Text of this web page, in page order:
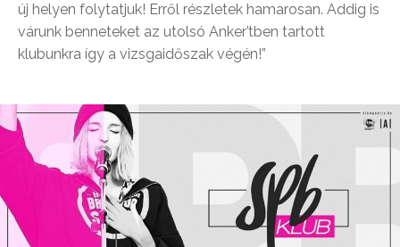
új helyen folytatjuk! Erről részletek hamarosan. Addig is
várunk benneteket az utolsó Anker’tben tartott
klubunkra így a vizsgaidőszak végén!”